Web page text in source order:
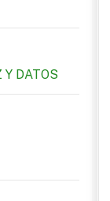
Y DATOS